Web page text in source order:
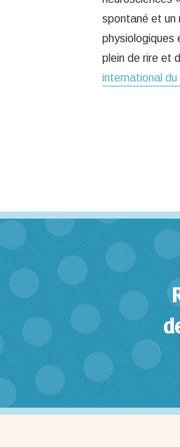
spontané et un
physiologiques
plein de rire et
international du